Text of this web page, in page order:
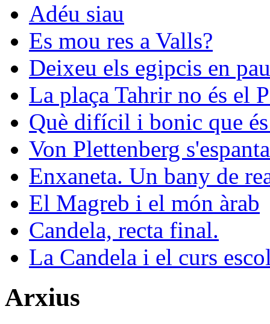
Adéu siau
Es mou res a Valls?
Deixeu els egipcis en
La plaça Tahrir no és el
Què difícil i bonic que és
Von Plettenberg s'espanta
Enxaneta. Un bany de
El Magreb i el món àrab
Candela, recta final.
La Candela i el curs
Arxius